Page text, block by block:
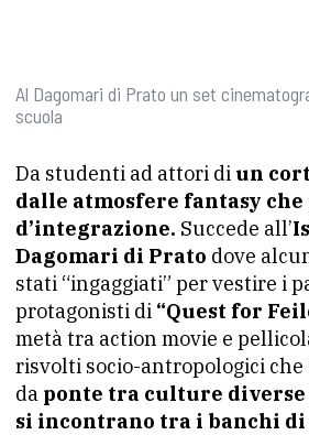
Al Dagomari di Prato un set
scuola
Da studenti ad attori di un
dalle atmosfere fantasy
d’integrazione. Succede all’
Dagomari di Prato dove
stati “ingaggiati” per vestire i
protagonisti di “Quest for
metà tra action movie e
risvolti socio-antropologici che
da ponte tra culture
si incontrano tra i banchi di